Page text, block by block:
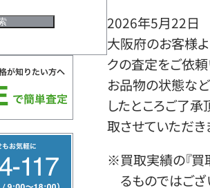
2026年5月22日
大阪府のお客様
クの査定をご依頼
お品物の状態など
したところご了
取させていただき
※買取実績の『買
るものではござ